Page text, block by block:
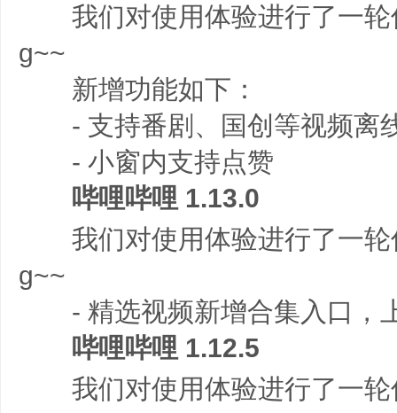
我们对使用体验进行了一轮
g~~
新增功能如下：
- 支持番剧、国创等视频离
- 小窗内支持点赞
哔哩哔哩 1.13.0
我们对使用体验进行了一轮
g~~
- 精选视频新增合集入口，
哔哩哔哩 1.12.5
我们对使用体验进行了一轮